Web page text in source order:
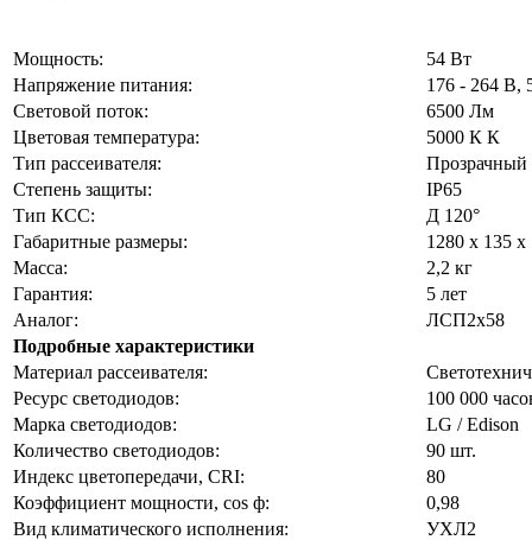
Мощность:
54 Вт
Напряжение питания:
176 - 264 В,
Световой поток:
6500 Лм
Цветовая температура:
5000 К К
Тип рассеивателя:
Прозрачный
Степень защиты:
IP65
Тип КСС:
Д 120°
Габаритные размеры:
1280 x 135
Масса:
2,2 кг
Гарантия:
5 лет
Аналог:
ЛСП2х58
Подробные характеристики
Материал рассеивателя:
Ресурс светодиодов:
100 000
Марка светодиодов:
LG / Edison
Количество светодиодов:
90 шт.
Индекс цветопередачи, CRI:
80
Коэффициент мощности, cos ф:
0,98
Вид климатического исполнения:
УХЛ2